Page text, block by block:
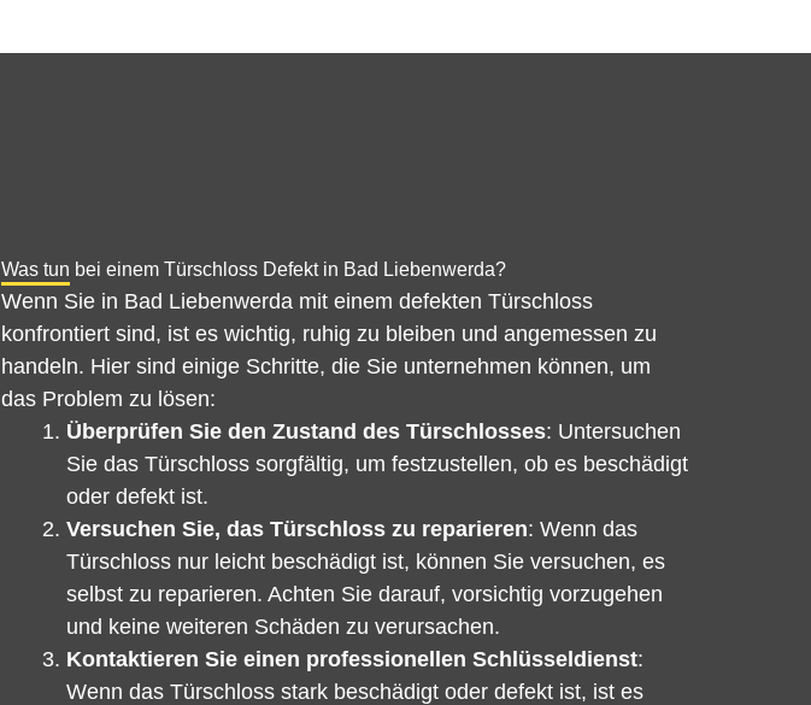
Was tun bei einem Türschloss Defekt in Bad Liebenwerda?
Wenn Sie in Bad Liebenwerda mit einem defekten Türschloss
konfrontiert sind, ist es wichtig, ruhig zu bleiben und angemessen zu
handeln. Hier sind einige Schritte, die Sie unternehmen können, um
das Problem zu lösen:
Überprüfen Sie den Zustand des Türschlosses: Untersuchen
Sie das Türschloss sorgfältig, um festzustellen, ob es beschädigt
oder defekt ist.
Versuchen Sie, das Türschloss zu reparieren: Wenn das
Türschloss nur leicht beschädigt ist, können Sie versuchen, es
selbst zu reparieren. Achten Sie darauf, vorsichtig vorzugehen
und keine weiteren Schäden zu verursachen.
Kontaktieren Sie einen professionellen Schlüsseldienst:
Wenn das Türschloss stark beschädigt oder defekt ist, ist es